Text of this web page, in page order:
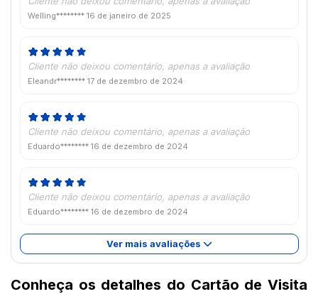
Welling******** 16 de janeiro de 2025
Cliente não deixou comentário, apenas a avaliação
Eleandr******** 17 de dezembro de 2024
Cliente não deixou comentário, apenas a avaliação
Eduardo******** 16 de dezembro de 2024
Cliente não deixou comentário, apenas a avaliação
Eduardo******** 16 de dezembro de 2024
Ver mais avaliações
Conheça os detalhes do Cartão de Visita